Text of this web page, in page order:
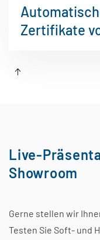
Zertifikate
Live-
Showroom
Gerne stellen wir
Testen Sie Soft- und